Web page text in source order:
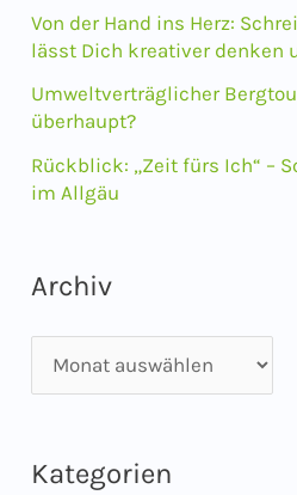
c
:
Von der Hand ins Herz:
lässt Dich kreativer denken
Umweltverträglicher
überhaupt?
Rückblick: „Zeit fürs Ich“ –
im Allgäu
Archiv
r
h
Kategorien